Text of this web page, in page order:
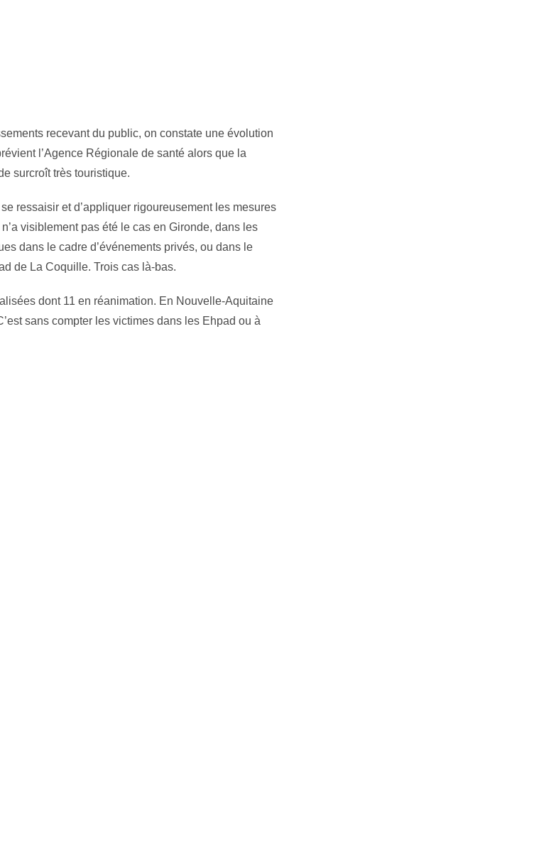
recevant du public, on constate une évolution
l’Agence Régionale de santé alors que la
surcroît très touristique.
ressaisir et d’appliquer rigoureusement les mesures
visiblement pas été le cas en Gironde, dans les
dans le cadre d’événements privés, ou dans le
de La Coquille. Trois cas là-bas.
dont 11 en réanimation. En Nouvelle-Aquitaine
sans compter les victimes dans les Ehpad ou à